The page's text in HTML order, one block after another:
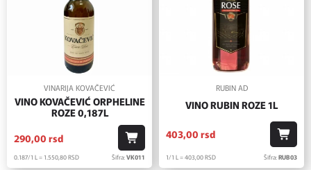
VINARIJA KOVAČEVIĆ
VINO KOVAČEVIĆ ORPHELINE
ROZE 0,187L
290,00 rsd
0.187/1 L = 1.550,80RSD Šifra:VK011
RUBIN AD
VINO RUBIN ROZE 1L
403,00 rsd
1/1 L = 403,00RSD Šifra:RUB03